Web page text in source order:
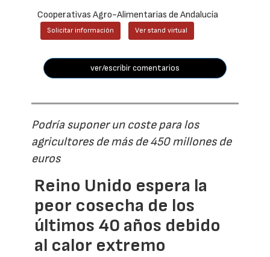
Cooperativas Agro-Alimentarias de Andalucía
Solicitar información Ver stand virtual
ver/escribir comentarios
Podría suponer un coste para los
agricultores de más de 450 millones de
euros
Reino Unido espera la
peor cosecha de los
últimos 40 años debido
al calor extremo